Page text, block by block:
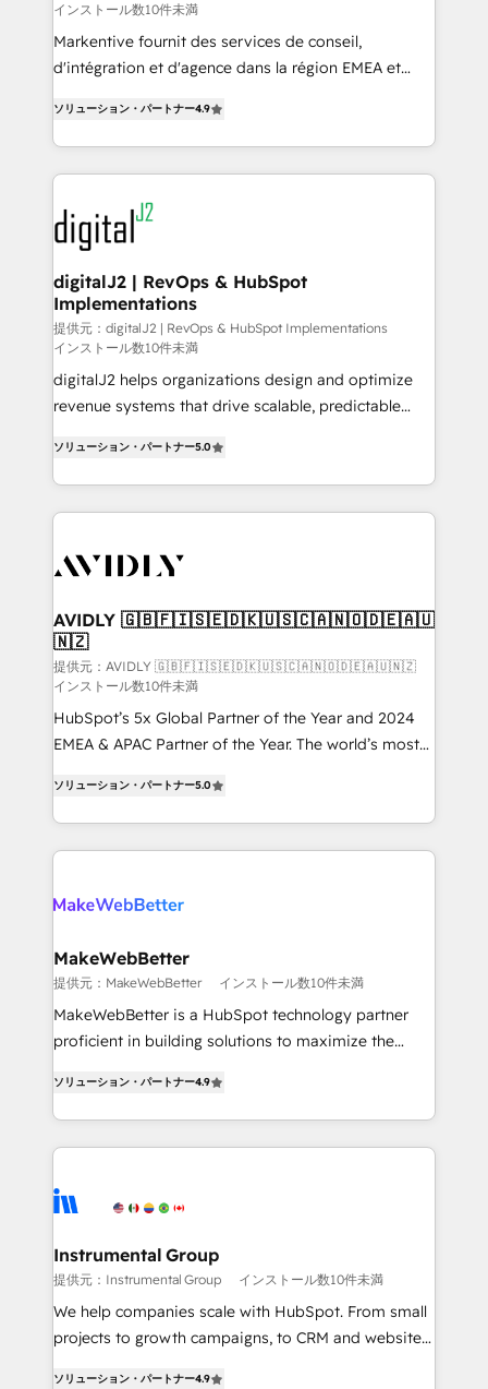
system. + Get best practices and 'don't know what
you don't know' recommendations to maximize
conversions! OTF is an Elite Partner (top 1% of
Partner of the Year 💥 Trusted by 2,500+ companies
to help them scale and close more business, by
using HubSpot (the right way). ⭐️ Here's more info:
learn more!
インストール数10件未満
Markentive fournit des services de conseil,
d'intégration et d'agence dans la région EMEA et
marketing automation, Growth, Revops, CRM et
webdesign. Markentive is both a consulting firm, a
digital agency and an integrator. With over 115
experts in marketing automation, growth, revops,
CRM and webdesign (We focus on EMEA - USA
customers).
ソリューション・パートナー4.9
digitalJ2 | RevOps & HubSpot
Implementations
提供元：digitalJ2 | RevOps & HubSpot Implementations
インストール数10件未満
digitalJ2 helps organizations design and optimize
revenue systems that drive scalable, predictable
Partner, we specialize in both strategic RevOps
planning and hands-on technical execution - building
the operational foundation companies need to
Healthcare - Financial Services - Managed IT (MSP) -
we help: ✔️ Full HubSpot implementations and portal
optimization ✔️ Data migrations, CRM architecture,
and reporting foundations ✔️ Custom integrations
and workflow automation ✔️ User adoption
programs, training, and enablement Through project-
based engagements and ongoing RevOps
improvements at the right time so operations
evolve strategically and sustainably as the business
ソリューション・パートナー5.0
AVIDLY 🇬🇧🇫🇮🇸🇪🇩🇰🇺🇸🇨🇦🇳🇴🇩🇪🇦🇺
🇳🇿
提供元：AVIDLY 🇬🇧🇫🇮🇸🇪🇩🇰🇺🇸🇨🇦🇳🇴🇩🇪🇦🇺🇳🇿
インストール数10件未満
HubSpot’s 5x Global Partner of the Year and 2024
EMEA & APAC Partner of the Year. The world’s most
Partner. 🚀 With 2,750+ HubSpot projects delivered
and 370+ specialists across EMEA, APAC and NAM,
we de-risk complex CRM programmes and
multi-region migrations to AI-powered automation,
scale. 🏆 HubSpot’s CEO called us “the partner of the
future.” Others agree it is proof of trust built through
measurable impact.
ソリューション・パートナー5.0
MakeWebBetter
提供元：MakeWebBetter インストール数10件未満
MakeWebBetter is a HubSpot technology partner
proficient in building solutions to maximize the
growing tech-enabler & facilitator, MakeWebBetter,
hands you the blend of HubSpot expertise &
eminent solutions & integrations. Trust us to
Elite Partners with 10+ years of HubSpot experience
Premier Partner 2023 🌟5 HubSpot Accreditations 🌟
Won HubSpot Theme Challenge 2021 🌟INBOUND’19
HubSpot Rising Star Why us? Harnessing the full
potential of the powerful HubSpot CRM. ✔️A team of
HubSpot experience ✔️Flexible pricing models —
ソリューション・パートナー4.9
Instrumental Group
提供元：Instrumental Group インストール数10件未満
We help companies scale with HubSpot. From small
projects to growth campaigns, to CRM and websites.
ソリューション・パートナー4.9